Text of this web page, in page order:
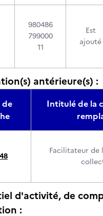
980486
799000
11
Est
ajouté
antérieure(s) :
de
Intitulé de la
Facilitateur
d'activité, de
: